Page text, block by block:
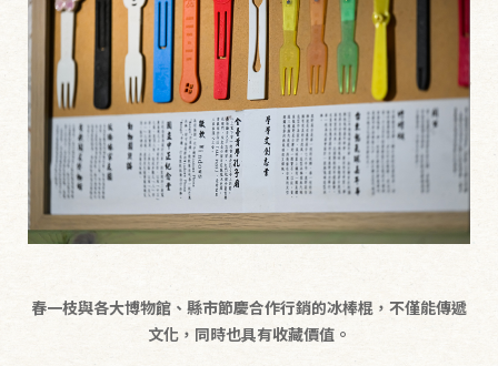
春一枝與各大博物館、縣市節慶合作行銷的冰棒棍，不僅能傳遞
文化，同時也具有收藏價值。